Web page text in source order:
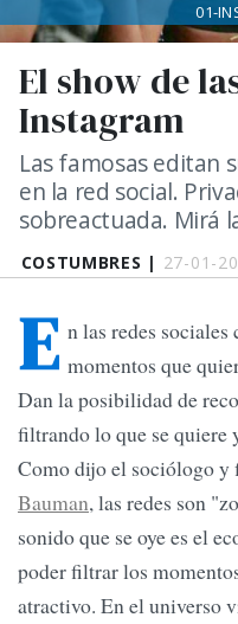
COSTUMBRES | 27-01-
El show de
Instagram
Las famosas editan
en la red social.
sobreactuada. Mirá
01-
E n las redes
momentos que
Dan la posibilidad de
filtrando lo que se quiere
Como dijo el sociólogo y
Bauman, las redes son
sonido que se oye es el
poder filtrar los
atractivo. En el universo